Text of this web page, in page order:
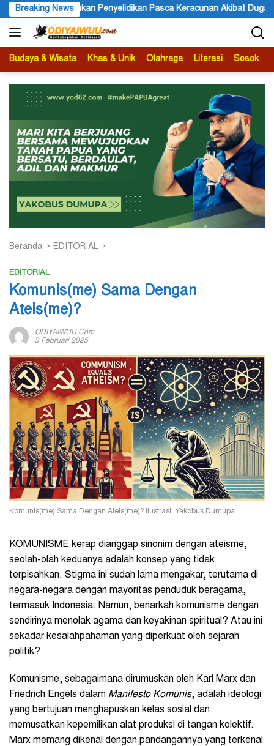
Langsung
ke
konten
Breaking News
Keracunan Akibat Dugaan Menu MBG di Depapre Bupati
Budaya & Wisata Khas & Unik Olahraga Literasi Sosok
Beranda EDITORIAL
EDITORIAL
Komunis(me) Sama Dengan
Ateis(me)?
ODIYAIWUU.com
3 Februari 2025
Komunis(me) Sama Dengan Ateis(me)? Ilustrasi: Yakobus Dumupa
KOMUNISME kerap dianggap sinonim dengan ateisme,
seolah-olah keduanya adalah konsep yang tidak
terpisahkan. Stigma ini sudah lama mengakar, terutama di
negara-negara dengan mayoritas penduduk beragama,
termasuk Indonesia. Namun, benarkah komunisme dengan
sendirinya menolak agama dan keyakinan spiritual? Atau ini
sekadar kesalahpahaman yang diperkuat oleh sejarah
politik?
Komunisme, sebagaimana dirumuskan oleh Karl Marx dan
Friedrich Engels dalam Manifesto Komunis, adalah ideologi
yang bertujuan menghapuskan kelas sosial dan
memusatkan kepemilikan alat produksi di tangan kolektif.
Marx memang dikenal dengan pandangannya yang terkenal